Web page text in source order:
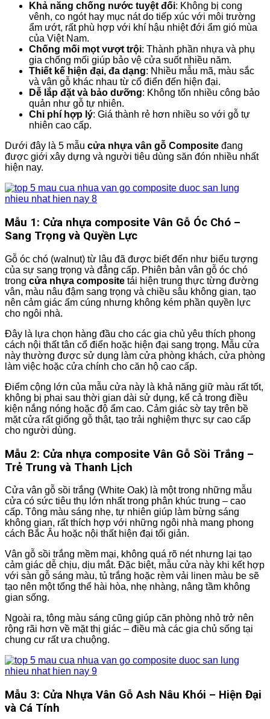
Khả năng chống nước tuyệt đối: Không bị cong
vênh, co ngót hay mục nát do tiếp xúc với môi trường
ẩm ướt, rất phù hợp với khí hậu nhiệt đới ẩm gió mùa
của Việt Nam.
Chống mối mọt vượt trội: Thành phần nhựa và phụ
gia chống mối giúp bảo vệ cửa suốt nhiều năm.
Thiết kế hiện đại, đa dạng: Nhiều mẫu mã, màu sắc
và vân gỗ khác nhau từ cổ điển đến hiện đại.
Dễ lắp đặt và bảo dưỡng: Không tốn nhiều công bảo
quản như gỗ tự nhiên.
Chi phí hợp lý: Giá thành rẻ hơn nhiều so với gỗ tự
nhiên cao cấp.
Dưới đây là 5 mẫu cửa nhựa vân gỗ Composite đang
được giới xây dựng và người tiêu dùng săn đón nhiều nhất
hiện nay.
Mẫu 1: Cửa nhựa composite Vân Gỗ Óc Chó –
Sang Trọng và Quyền Lực
Gỗ óc chó (walnut) từ lâu đã được biết đến như biểu tượng
của sự sang trọng và đẳng cấp. Phiên bản vân gỗ óc chó
trong cửa nhựa composite tái hiện trung thực từng đường
vân, màu nâu đậm sang trọng và chiều sâu không gian, tạo
nên cảm giác ấm cúng nhưng không kém phần quyền lực
cho ngôi nhà.
Đây là lựa chọn hàng đầu cho các gia chủ yêu thích phong
cách nội thất tân cổ điển hoặc hiện đại sang trọng. Mẫu cửa
này thường được sử dụng làm cửa phòng khách, cửa phòng
làm việc hoặc cửa chính cho căn hộ cao cấp.
Điểm cộng lớn của mẫu cửa này là khả năng giữ màu rất tốt,
không bị phai sau thời gian dài sử dụng, kể cả trong điều
kiện nắng nóng hoặc độ ẩm cao. Cảm giác sờ tay trên bề
mặt cửa rất giống gỗ thật, tạo trải nghiệm thực sự cao cấp
cho người dùng.
Mẫu 2: Cửa nhựa composite Vân Gỗ Sồi Trắng –
Trẻ Trung và Thanh Lịch
Cửa vân gỗ sồi trắng (White Oak) là một trong những mẫu
cửa có sức tiêu thụ lớn nhất trong phân khúc trung – cao
cấp. Tông màu sáng nhẹ, tự nhiên giúp làm bừng sáng
không gian, rất thích hợp với những ngôi nhà mang phong
cách Bắc Âu hoặc nội thất hiện đại tối giản.
Vân gỗ sồi trắng mềm mại, không quá rõ nét nhưng lại tạo
cảm giác dễ chịu, dịu mắt. Đặc biệt, mẫu cửa này khi kết hợp
với sàn gỗ sáng màu, tủ trắng hoặc rèm vải linen màu be sẽ
tạo nên một tổng thể hài hòa, nhẹ nhàng, nâng tầm không
gian sống.
Ngoài ra, tông màu sáng cũng giúp căn phòng nhỏ trở nên
rộng rãi hơn về mặt thị giác – điều mà các gia chủ sống tại
chung cư rất ưa chuộng.
Mẫu 3: Cửa Nhựa Vân Gỗ Ash Nâu Khói – Hiện Đại
và Cá Tính